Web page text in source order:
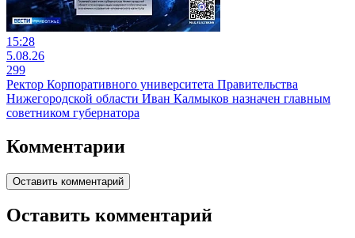
15:28
5.08.26
299
Ректор Корпоративного университета Правительства
Нижегородской области Иван Калмыков назначен главным
советником губернатора
Комментарии
Оставить комментарий
Оставить комментарий